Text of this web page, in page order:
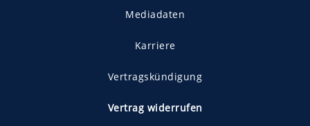
Mediadaten
Karriere
Vertragskündigung
Vertrag widerrufen